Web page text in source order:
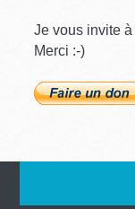
Je vous invite
Merci :-)